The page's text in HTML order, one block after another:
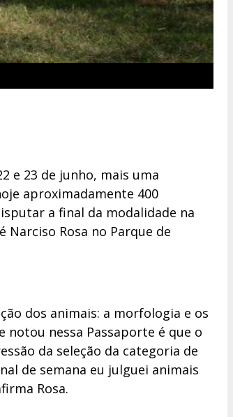
e 23 de junho, mais uma
aproximadamente 400
a final da modalidade na
Rosa no Parque de
dos animais: a morfologia e os
notou nessa Passaporte é que o
da seleção da categoria de
de semana eu julguei animais
Rosa.